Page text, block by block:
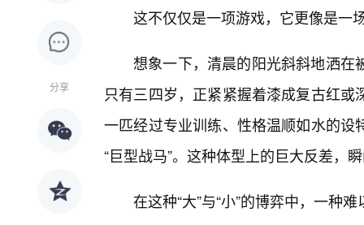
分享
这不仅仅是一项游戏，它更像是一
想象一下，清晨的阳光斜斜地洒在
只有三四岁，正紧紧握着漆成复古红
一匹经过专业训练、性格温顺如水的
“巨型战马”。这种体型上的巨大反差，
在这种“大”与“小”的博弈中，一种